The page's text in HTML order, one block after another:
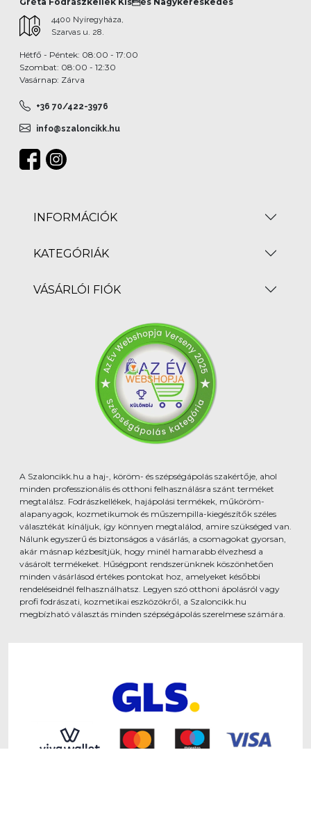
4400 Nyíregyháza,
Szarvas u. 28.
Hétfő - Péntek: 08:00 - 17:00
Szombat: 08:00 - 12:30
Vasárnap: Zárva
+36 70/422-3976
info@szaloncikk.hu
INFORMÁCIÓK
KATEGÓRIÁK
VÁSÁRLÓI FIÓK
A Szaloncikk.hu a haj-, köröm- és szépségápolás szakértője, ahol
minden professzionális és otthoni felhasználásra szánt terméket
megtalálsz. Fodrászkellékek, hajápolási termékek, műköröm-
alapanyagok, kozmetikumok és műszempilla-kiegészítők széles
választékát kínáljuk, így könnyen megtalálod, amire szükséged van.
Nálunk egyszerű és biztonságos a vásárlás, a csomagokat gyorsan,
akár másnap kézbesítjük, hogy minél hamarabb élvezhesd a
vásárolt termékeket. Hűségpont rendszerünknek köszönhetően
minden vásárlásod értékes pontokat hoz, amelyeket későbbi
rendeléseidnél felhasználhatsz. Legyen szó otthoni ápolásról vagy
profi fodrászati, kozmetikai eszközökről, a Szaloncikk.hu
megbízható választás minden szépségápolás szerelmese számára.